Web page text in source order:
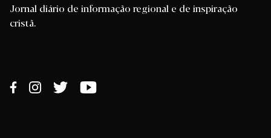
Jornal diário de informação regional e de inspiração
cristã.